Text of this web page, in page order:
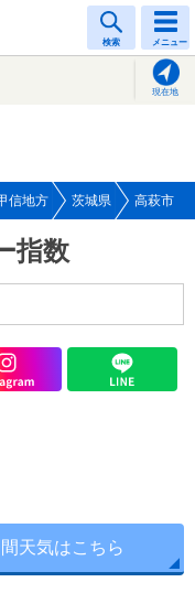
検索 メニュー
現在地
信地方 茨城県 高萩市
指数
天気はこちら